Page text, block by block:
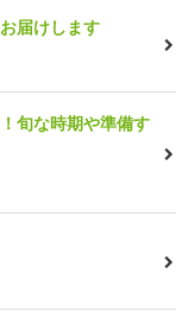
届けします
旬な時期や準備す